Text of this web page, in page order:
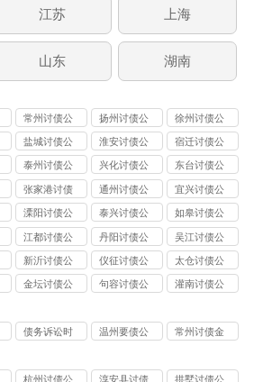
江苏 上海
山东 湖南
常州讨债公
司
扬州讨债公
司
徐州讨债公
司
盐城讨债公
司
淮安讨债公
司
宿迁讨债公
司
泰州讨债公
司
兴化讨债公
司
东台讨债公
司
张家港讨债
公司
通州讨债公
司
宜兴讨债公
司
溧阳讨债公
司
泰兴讨债公
司
如皋讨债公
司
江都讨债公
司
丹阳讨债公
司
吴江讨债公
司
新沂讨债公
司
仪征讨债公
司
太仓讨债公
司
金坛讨债公
句容讨债公
灌南讨债公
债务诉讼时
温州要债公
常州讨债金
杭州讨债公
淳安县讨债
拱墅讨债公